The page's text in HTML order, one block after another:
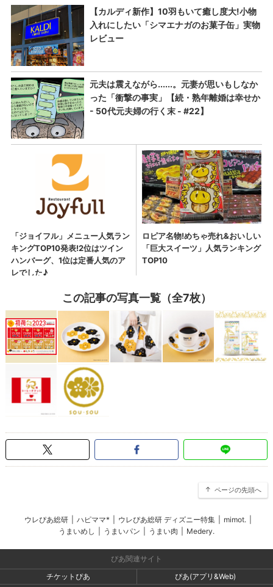
この記事の写真一覧（全7枚）
ページの先頭へ
ウレぴあ総研 ハピママ* ウレぴあ総研 ディズニー特集 mimot.
うまいめし
うまいパン うまい肉 Medery.
ぴあ関連サイト
チケットぴあ
ぴあ(アプリ&Web)